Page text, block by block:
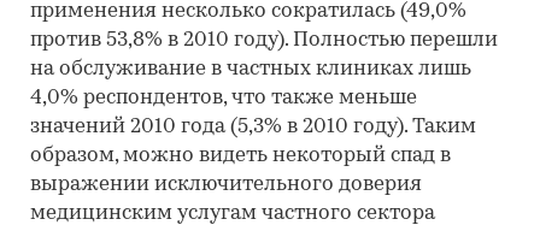
применения несколько сократилась (49,0%
против 53,8% в 2010 году). Полностью перешли
на обслуживание в частных клиниках лишь
4,0% респондентов, что также меньше
значений 2010 года (5,3% в 2010 году). Таким
образом, можно видеть некоторый спад в
выражении исключительного доверия
медицинским услугам частного сектора